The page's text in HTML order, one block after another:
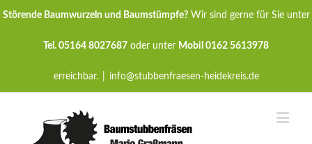
Störende Baumwurzeln und Baumstümpfe?Wir sind gerne für Sie unter
Tel. 05164 8027687 oder unter Mobil 0162 5613978
erreichbar. info@stubbenfraesen-heidekreis.de